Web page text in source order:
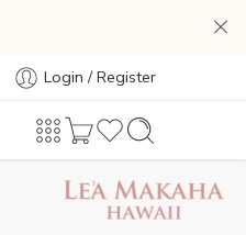
Login / Register